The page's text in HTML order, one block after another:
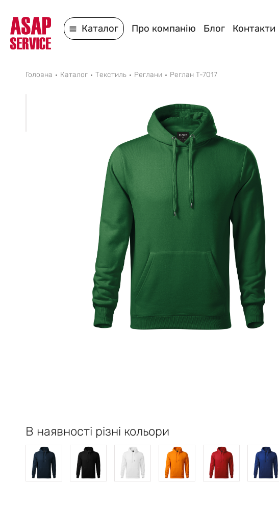
Каталог Про компанію Блог Контакти
Головна Каталог Текстиль Реглани Реглан T-7017
В наявності різні кольори